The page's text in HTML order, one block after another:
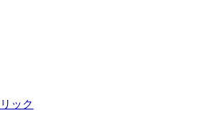
ック